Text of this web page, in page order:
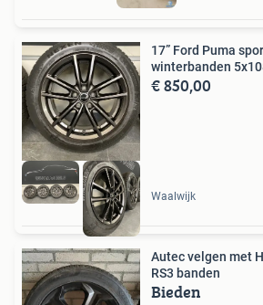
17” Ford Puma
winterbanden
€ 850,00
Waalwijk
Autec velgen met
RS3 banden
Bieden